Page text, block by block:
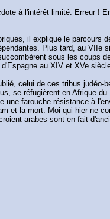
à l'intérêt limité. Erreur !
il explique le parcours
Plus tard, au VIIe
sous les coups
au XIV et XVe
celui de ces tribus judéo-
se réfugièrent en Afrique
farouche résistance à
et la mort. Moi qui hier ne
arabes sont en fait